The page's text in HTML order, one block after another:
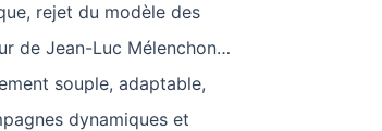
rejet du modèle des
de Jean-Luc Mélenchon…
souple, adaptable,
dynamiques et